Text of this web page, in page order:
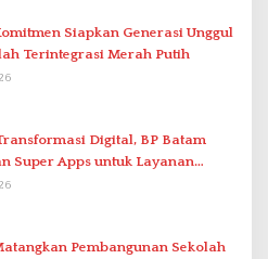
Siapkan Generasi Unggul
Terintegrasi Merah Putih
Digital, BP Batam
Super Apps untuk Layanan
Pembangunan Sekolah